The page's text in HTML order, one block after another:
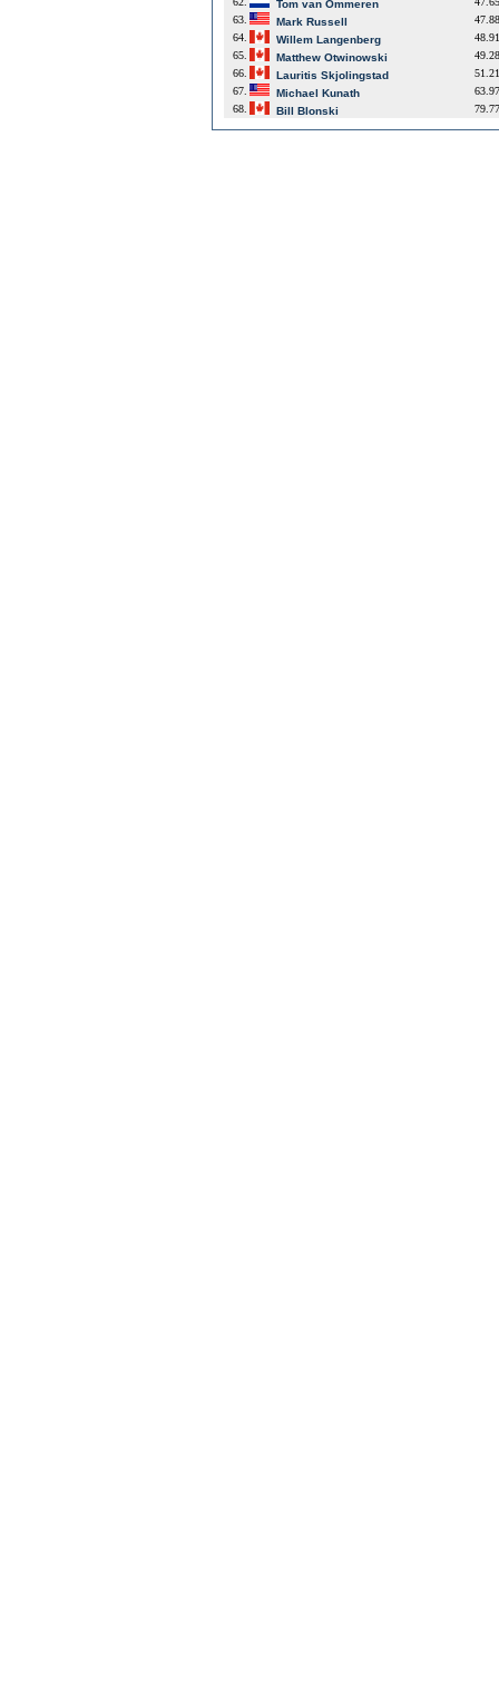
Tom van Ommeren
63.
Mark Russell
47.88
64.
Willem Langenberg
48.91
65.
Matthew Otwinowski
49.28
66.
Lauritis Skjolingstad
51.21
67.
Michael Kunath
63.97
68.
Bill Blonski 79.77